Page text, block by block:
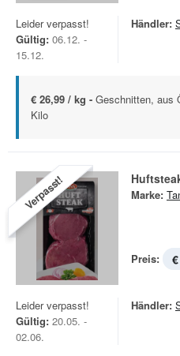
Leider verpasst!
Gültig: 06.12. -
15.12.
Händler:
€ 26,99 / kg - Geschnitten, aus
Kilo
Verpasst! Marke:
Preis:
Leider verpasst!
Gültig: 20.05. -
02.06.
Händler: